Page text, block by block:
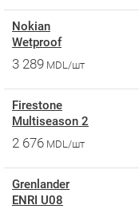
Nokian
Wetproof
3 289 MDL/шт
Firestone
Multiseason 2
2 676 MDL/шт
Grenlander
ENRI U08